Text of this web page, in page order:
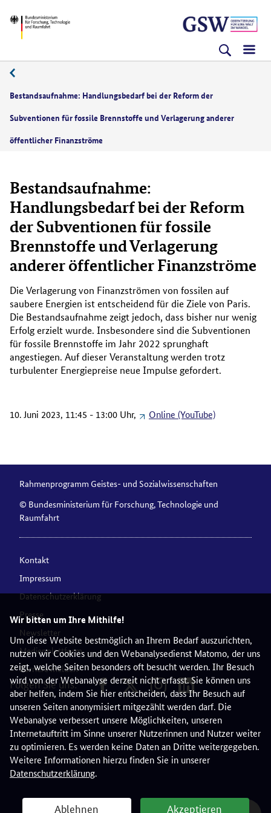
Wir bitten um Ihre Mithilfe!
Um diese Website bestmöglich an Ihrem Bedarf auszurichten,
nutzen wir Cookies und den Webanalysedienst Matomo, der uns
zeigt, welche Seiten besonders oft besucht werden. Ihr Besuch
wird von der Webanalyse derzeit nicht erfasst. Sie können uns
aber helfen, indem Sie hier entscheiden, dass Ihr Besuch auf
unseren Seiten anonymisiert mitgezählt werden darf. Die
Webanalyse verbessert unsere Möglichkeiten, unseren
Internetauftritt im Sinne unserer Nutzerinnen und Nutzer weiter
zu optimieren. Es werden keine Daten an Dritte weitergegeben.
Weitere Informationen hierzu finden Sie in unserer
Datenschutzerklärung.
Ablehnen Akzeptieren
zum
(Eingabetaste)
zum
(Eingabetaste)
zur
(Eingabetaste)
BMFTR
Bestandsaufnahme: Handlungsbedarf bei der Reform der
Subventionen für fossile Brennstoffe und Verlagerung anderer
öffentlicher Finanzströme
Bestandsaufnahme:
Handlungsbedarf bei der Reform
der Subventionen für fossile
Brennstoffe und Verlagerung
anderer öffentlicher Finanzströme
Die Verlagerung von Finanzströmen von fossilen auf
saubere Energien ist entscheidend für die Ziele von Paris.
Die Bestandsaufnahme zeigt jedoch, dass bisher nur wenig
Erfolg erzielt wurde. Insbesondere sind die Subventionen
für fossile Brennstoffe im Jahr 2022 sprunghaft
angestiegen. Auf dieser Veranstaltung werden trotz
turbulenter Energiepreise neue Impulse gefordert.
10. Juni 2023, 11:45 - 13:00 Uhr, Online (YouTube)
Rahmenprogramm Geistes- und Sozialwissenschaften
© Bundesministerium für Forschung, Technologie und
Raumfahrt
Kontakt
Impressum
Datenschutzerklärung
Presse
Newsletter
Medienplattform
Barriere melden
Folgen Sie uns: